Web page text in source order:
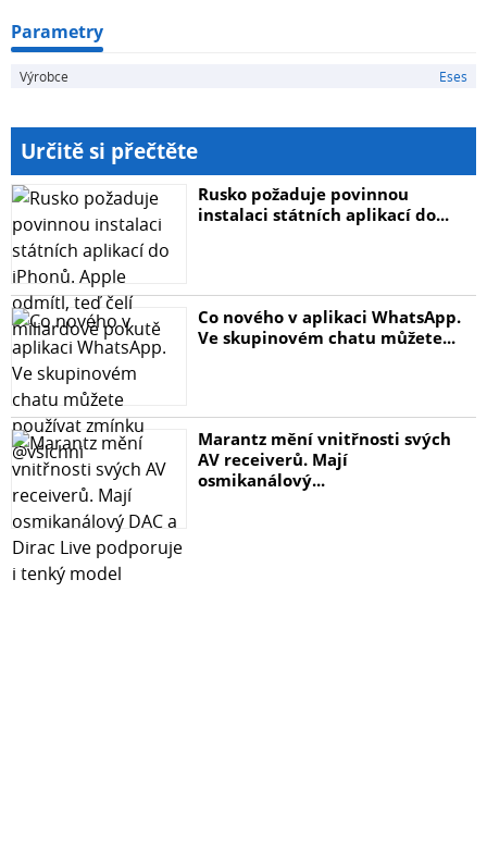
Parametry
Výrobce Eses
Určitě si přečtěte
Rusko požaduje povinnou
instalaci státních aplikací do...
Co nového v aplikaci WhatsApp.
Ve skupinovém chatu můžete...
Marantz mění vnitřnosti svých
AV receiverů. Mají
osmikanálový...